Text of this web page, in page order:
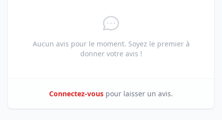
Aucun avis pour le moment. Soyez le premier à
donner votre avis !
Connectez-vous pour laisser un avis.